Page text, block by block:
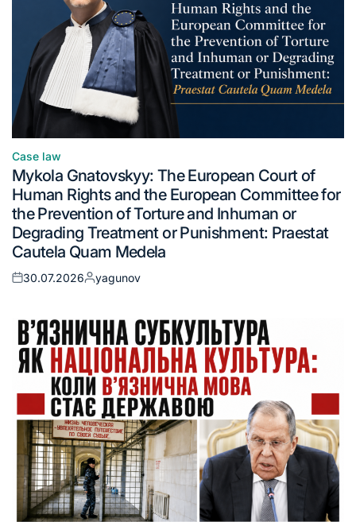
Case law
Mykola Gnatovskyy: The European Court of
Human Rights and the European Committee for
the Prevention of Torture and Inhuman or
Degrading Treatment or Punishment: Praestat
Cautela Quam Medela
30.07.2026 yagunov